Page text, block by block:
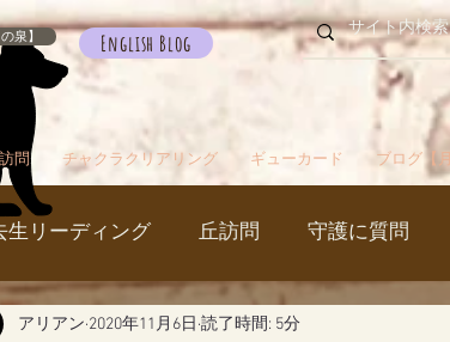
泉】 English Blog
問 チャクラクリアリング ギューカード ブログ【
生リーディング 丘訪問 守護に質問
冥界 天国 カルマパターン
アリアン 2020年11月6日 読了時間: 5分